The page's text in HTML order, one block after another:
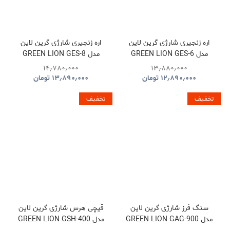
اره زنجیری شارژی گرین لاین
مدل GREEN LION GES-6
CORDLESS ELECTRIC
CHAINSAW
۱۳٫۸۸۰٫۰۰۰
۱۲٫۸۹۰٫۰۰۰ تومان
اره زنجیری شارژی گرین لاین
مدل GREEN LION GES-8
BRUSHLESS CORDLESS
CHAINSAW GNOCSWTLGN
۱۴٫۷۸۰٫۰۰۰
۱۳٫۸۹۰٫۰۰۰ تومان
تخفیف
سنگ فرز شارژی گرین لاین
مدل GREEN LION GAG-900
تخفیف
قیچی هرس شارژی گرین لاین
مدل GREEN LION GSH-400